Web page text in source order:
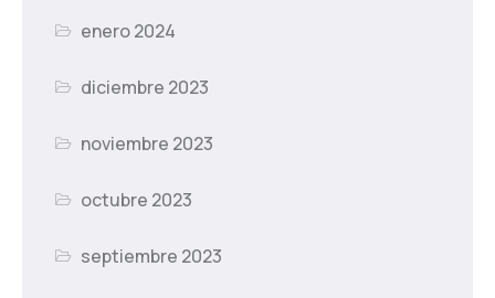
enero 2024
diciembre 2023
noviembre 2023
octubre 2023
septiembre 2023